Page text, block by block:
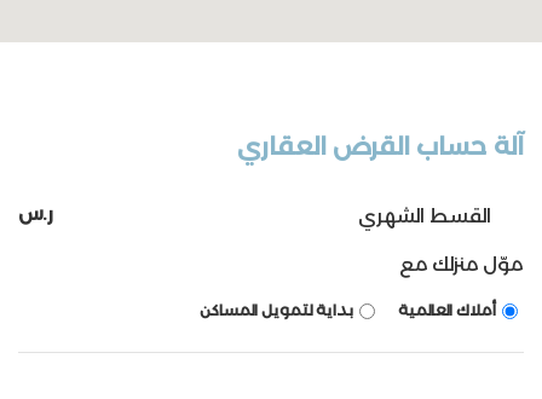
آلة حساب القرض العقاري
القسط الشهري ر.س
موّل منزلك مع
أملاك العالمية بداية لتمويل المساكن